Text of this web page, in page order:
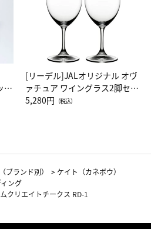
グ
[リーデル]JALオリジナル オヴ
ァチュア ワイングラス2脚セッ
ト（レッドワイン）
5,280円 （税込）
ブランド別） > ケイト（カネボウ）
ング
クリエイトチークス RD-1